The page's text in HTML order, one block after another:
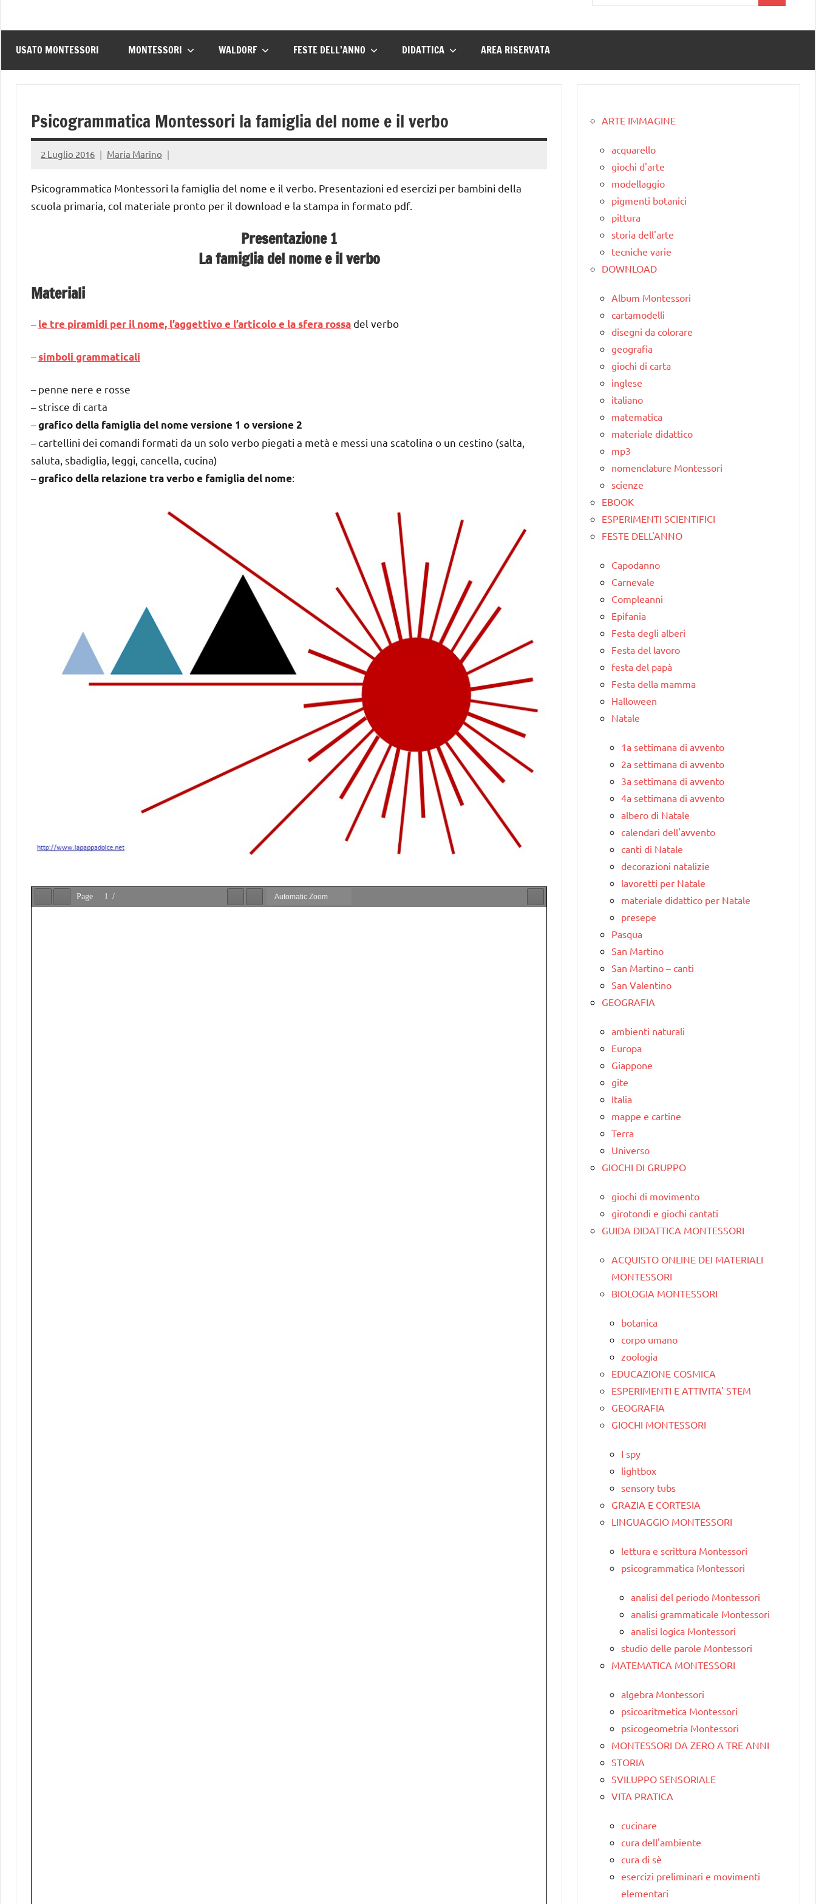
per:
USATO MONTESSORI MONTESSORI WALDORF FESTE DELL’ANNO DIDATTICA AREA RISERVATA
Psicogrammatica Montessori la famiglia del nome e il verbo
2 Luglio 2016 Maria Marino
Psicogrammatica Montessori la famiglia del nome e il verbo. Presentazioni ed esercizi per bambini della
scuola primaria, col materiale pronto per il download e la stampa in formato pdf.
Presentazione 1
La famiglia del nome e il verbo
Materiali
–le tre piramidi per il nome, l’aggettivo e l’articolo e la sfera rossadel verbo
–simboli grammaticali
– penne nere e rosse
– strisce di carta
–grafico della famiglia del nome versione 1 o versione 2
– cartellini dei comandi formati da un solo verbo piegati a metà e messi una scatolina o un cestino (salta,
saluta, sbadiglia, leggi, cancella, cucina)
–grafico della relazione tra verbo e famiglia del nome:
ARTE IMMAGINE
acquarello
giochi d'arte
modellaggio
pigmenti botanici
pittura
storia dell'arte
tecniche varie
DOWNLOAD
Album Montessori
cartamodelli
disegni da colorare
geografia
giochi di carta
inglese
italiano
matematica
materiale didattico
mp3
nomenclature Montessori
scienze
EBOOK
ESPERIMENTI SCIENTIFICI
FESTE DELL'ANNO
Capodanno
Carnevale
Compleanni
Epifania
Festa degli alberi
Festa del lavoro
festa del papà
Festa della mamma
Halloween
Natale
1a settimana di avvento
2a settimana di avvento
3a settimana di avvento
4a settimana di avvento
albero di Natale
calendari dell'avvento
canti di Natale
decorazioni natalizie
lavoretti per Natale
materiale didattico per Natale
presepe
Pasqua
San Martino
San Martino – canti
San Valentino
GEOGRAFIA
ambienti naturali
Europa
Giappone
gite
Italia
mappe e cartine
Terra
Universo
GIOCHI DI GRUPPO
giochi di movimento
girotondi e giochi cantati
GUIDA DIDATTICA MONTESSORI
ACQUISTO ONLINE DEI MATERIALI
MONTESSORI
BIOLOGIA MONTESSORI
botanica
corpo umano
zoologia
EDUCAZIONE COSMICA
ESPERIMENTI E ATTIVITA' STEM
GEOGRAFIA
GIOCHI MONTESSORI
I spy
lightbox
sensory tubs
GRAZIA E CORTESIA
LINGUAGGIO MONTESSORI
lettura e scrittura Montessori
psicogrammatica Montessori
analisi del periodo Montessori
analisi grammaticale Montessori
analisi logica Montessori
studio delle parole Montessori
MATEMATICA MONTESSORI
algebra Montessori
psicoaritmetica Montessori
psicogeometria Montessori
MONTESSORI DA ZERO A TRE ANNI
STORIA
SVILUPPO SENSORIALE
VITA PRATICA
cucinare
cura dell'ambiente
cura di sè
esercizi preliminari e movimenti
elementari